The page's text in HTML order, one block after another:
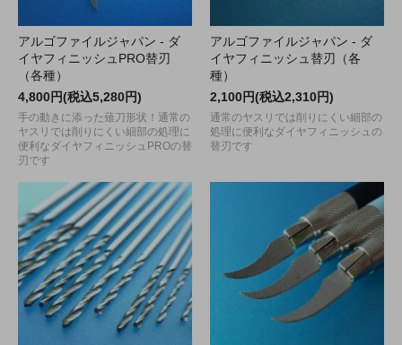
アルゴファイルジャパン - ダ
イヤフィニッシュPRO替刃
（各種）
4,800円(税込5,280円)
手の動きに添った薙刀形状！通常の
ヤスリでは削りにくい細部の処理に
便利なダイヤフィニッシュPROの替
刃です
アルゴファイルジャパン - ダ
イヤフィニッシュ替刃（各
種）
2,100円(税込2,310円)
通常のヤスリでは削りにくい細部の
処理に便利なダイヤフィニッシュの
替刃です